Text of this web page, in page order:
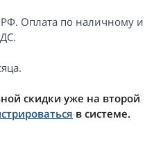
Оплата по наличному и
скидки уже на второй
в системе.